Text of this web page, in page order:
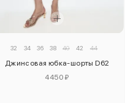
32 34 36 38 40 42 44
Джинсовая юбка-шорты D62
4450 ₽